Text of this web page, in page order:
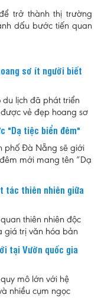
trở thành thị trường
dấu bước tiến quan
sơ ít người biết
du lịch đã phát triển
vẻ đẹp hoang sơ
là lựa chọn phù
một nơi nghỉ ngắn
đồng thời khám phá
sinh và những
"Dạ tiệc biển đêm"
phố Đà Nẵng sẽ giới
mới mang tên “Dạ
trải nghiệm độc đáo
đêm với sự kết hợp
âm nhạc.
tác thiên nhiên giữa
thiên nhiên độc
giá trị văn hóa bản
cho đồi chè Long
liệu chè nổi
là biểu tượng của
góp phần quảng bá
Nam đến với du
tại Vườn quốc gia
mô lớn với hệ
nhiều cụm ngọc